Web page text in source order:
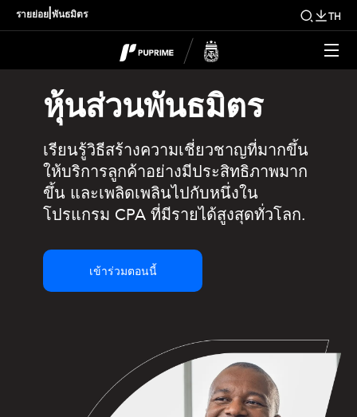
รายย่อย พันธมิตร TH
หุ้นส่วนพันธมิตร
เรียนรู้วิธีสร้างความเชี่ยวชาญที่มากขึ้น
ให้บริการลูกค้าอย่างมีประสิทธิภาพมาก
ขึ้น และเพลิดเพลินไปกับหนึ่งใน
โปรแกรม CPA ที่มีรายได้สูงสุดทั่วโลก.
เข้าร่วมตอนนี้